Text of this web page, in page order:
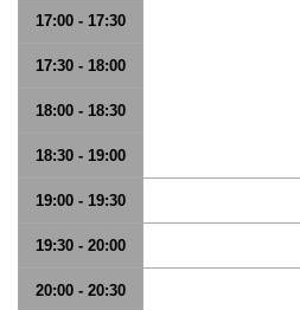
17:00 - 17:30
17:30 - 18:00
18:00 - 18:30
18:30 - 19:00
19:00 - 19:30
19:30 - 20:00
20:00 - 20:30